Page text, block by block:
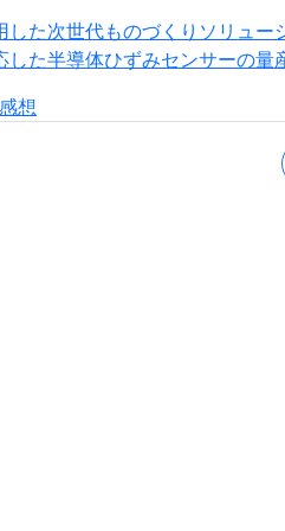
した次世代ものづくりソリュー
した半導体ひずみセンサーの量
想